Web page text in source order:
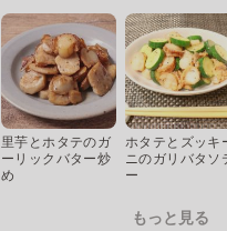
里芋とホタテのガ
ーリックバター炒
め
ホタテとズッキ
ニのガリバタソ
ー
もっと見る